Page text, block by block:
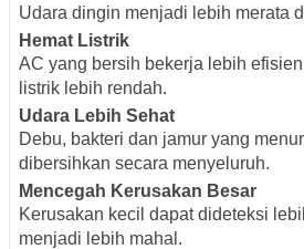
Udara dingin menjadi lebih merata
Hemat Listrik
AC yang bersih bekerja lebih
listrik lebih rendah.
Udara Lebih Sehat
Debu, bakteri dan jamur yang
dibersihkan secara menyeluruh.
Mencegah Kerusakan Besar
Kerusakan kecil dapat dideteksi
menjadi lebih mahal.